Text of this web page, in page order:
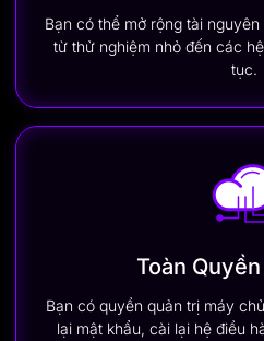
Bạn có thể mở rộng tài
từ thử nghiệm nhỏ đến các
tục.
Toàn
Bạn có quyền quản trị máy
lại mật khẩu, cài lại hệ điều